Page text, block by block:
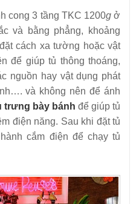
cong 3 tầng TKC 1200gở
và bằng phẳng, khoảng
cách xa tường hoặc vật
để giúp tủ thông thoáng,
nguồn hay vật dụng phát
và không nên để ánh
trưng bày bánh để giúp tủ
điện năng. Sau khi đặt tủ
cắm điện để chạy tủ